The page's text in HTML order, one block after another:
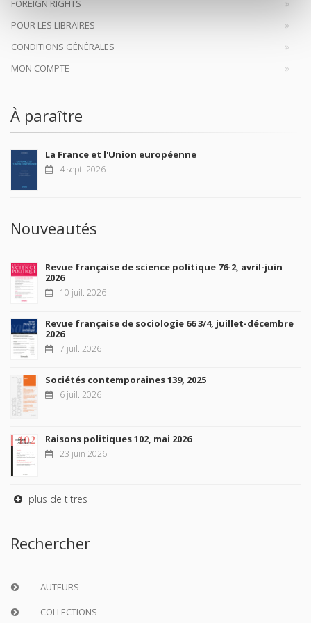
FOREIGN RIGHTS
POUR LES LIBRAIRES
CONDITIONS GÉNÉRALES
MON COMPTE
À paraître
La France et l'Union européenne
4 sept. 2026
Nouveautés
Revue française de science politique 76-2, avril-juin
2026
10 juil. 2026
Revue française de sociologie 66 3/4, juillet-décembre
2026
7 juil. 2026
Sociétés contemporaines 139, 2025
6 juil. 2026
Raisons politiques 102, mai 2026
23 juin 2026
plus de titres
Rechercher
AUTEURS
COLLECTIONS